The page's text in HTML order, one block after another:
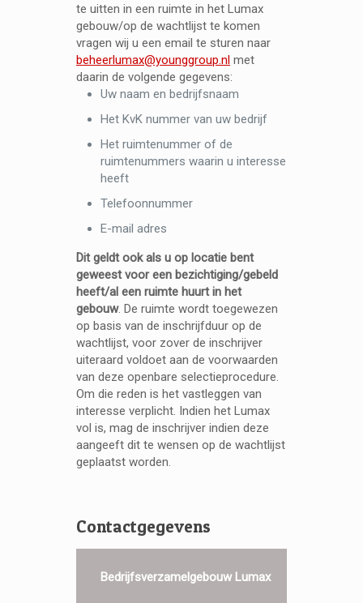
te uitten in een ruimte in het Lumax
gebouw/op de wachtlijst te komen
vragen wij u een email te sturen naar
beheerlumax@younggroup.nl met
daarin de volgende gegevens:
Uw naam en bedrijfsnaam
Het KvK nummer van uw bedrijf
Het ruimtenummer of de
ruimtenummers waarin u interesse
heeft
Telefoonnummer
E-mail adres
Dit geldt ook als u op locatie bent
geweest voor een bezichtiging/gebeld
heeft/al een ruimte huurt in het
gebouw. De ruimte wordt toegewezen
op basis van de inschrijfduur op de
wachtlijst, voor zover de inschrijver
uiteraard voldoet aan de voorwaarden
van deze openbare selectieprocedure.
Om die reden is het vastleggen van
interesse verplicht. Indien het Lumax
vol is, mag de inschrijver indien deze
aangeeft dit te wensen op de wachtlijst
geplaatst worden.
Contactgegevens
Bedrijfsverzamelgebouw Lumax